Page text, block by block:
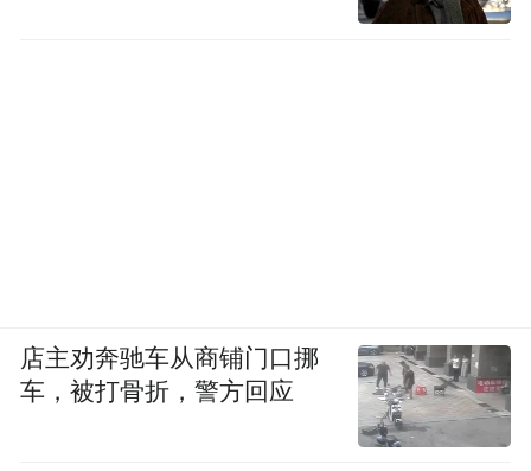
店主劝奔驰车从商铺门口挪
车，被打骨折，警方回应